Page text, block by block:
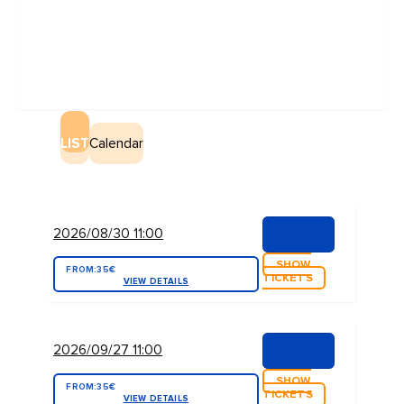
LISTCalendar
2026/08/30 11:00
FROM:35€
VIEW DETAILS
SHOW
TICKETS
2026/09/27 11:00
FROM:35€
VIEW DETAILS
SHOW
TICKETS